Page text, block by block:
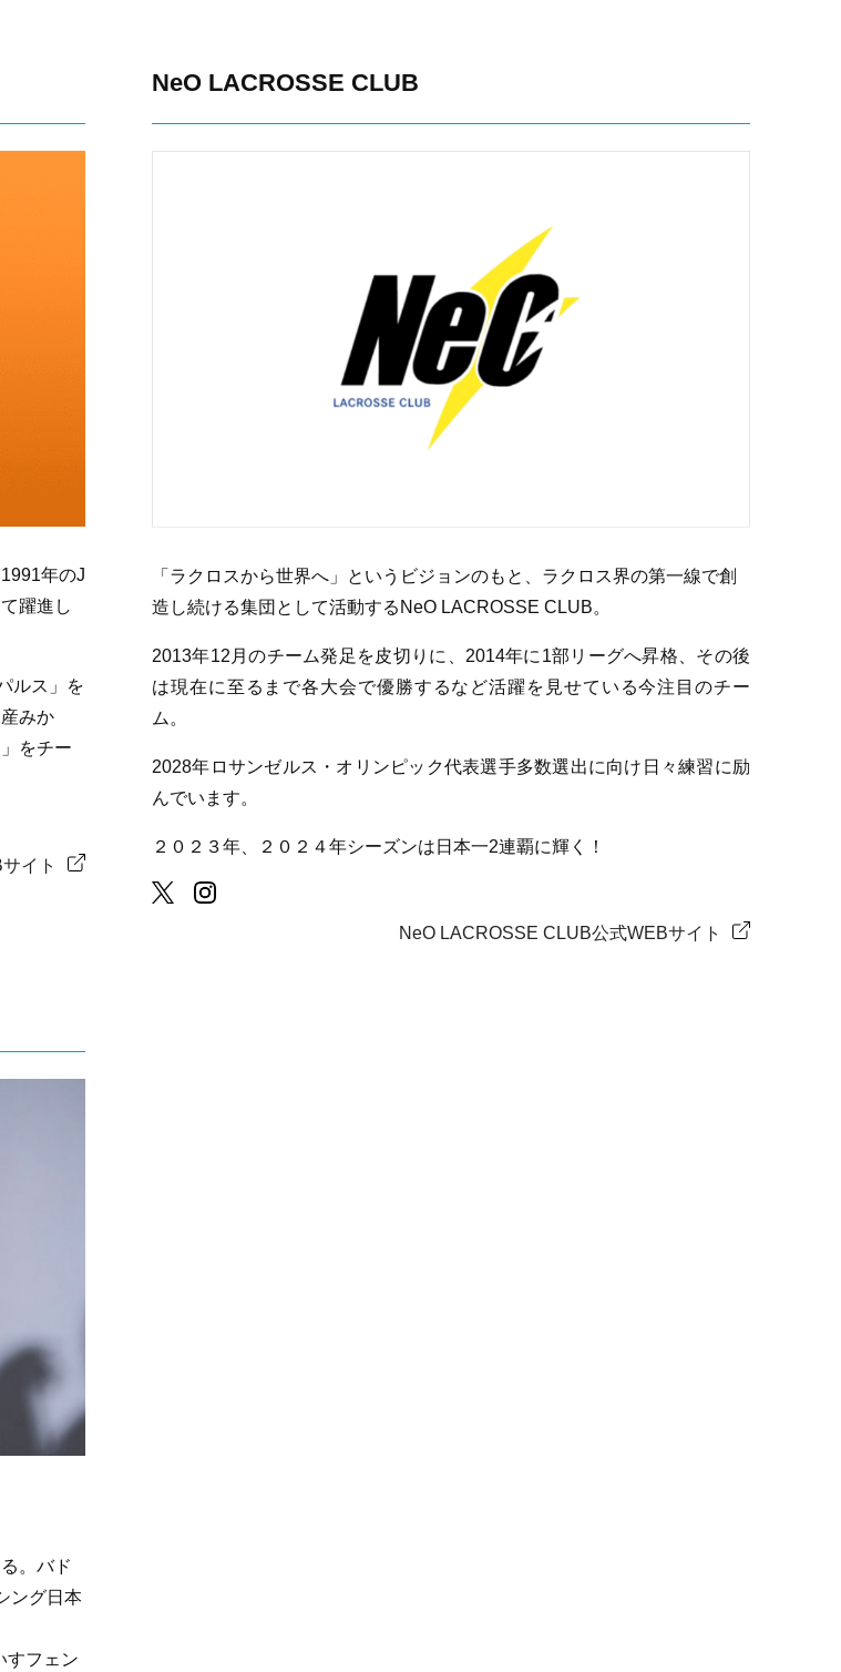
年のJ
躍進し
ルス」を
みか
をチー
イト
NeO LACROSSE CLUB
「ラクロスから世界へ」というビジョンのもと、ラクロス界の第一線で創
造し続ける集団として活動するNeO LACROSSE CLUB。
2013年12月のチーム発足を皮切りに、2014年に1部リーグへ昇格、その後
は現在に至るまで各大会で優勝するなど活躍を見せている今注目のチー
ム。
2028年ロサンゼルス・オリンピック代表選手多数選出に向け日々練習に励
んでいます。
２０２３年、２０２４年シーズンは日本一2連覇に輝く！
NeO LACROSSE CLUB公式WEBサイト
。バド
ング日本
すフェン